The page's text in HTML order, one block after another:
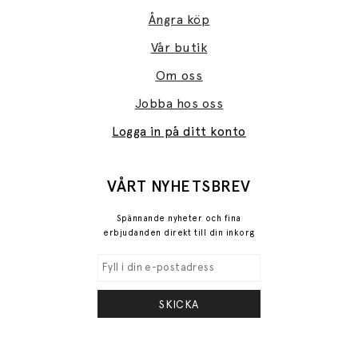
Ångra köp
Vår butik
Om oss
Jobba hos oss
Logga in på ditt konto
VÅRT NYHETSBREV
Spännande nyheter och fina
erbjudanden direkt till din inkorg
SKICKA